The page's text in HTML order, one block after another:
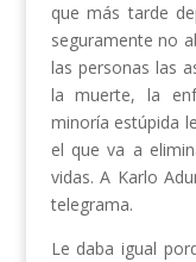
que más tarde
seguramente no
las personas las
la muerte, la
minoría estúpida
el que va a
vidas. A Karlo
telegrama.
Le daba igual